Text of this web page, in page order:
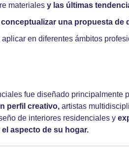
materiales y las últimas
conceptualizar una propuesta de
aplicar en diferentes ámbitos
fue diseñado principalmente
perfil creativo, artistas
de interiores residenciales y
el aspecto de su hogar.